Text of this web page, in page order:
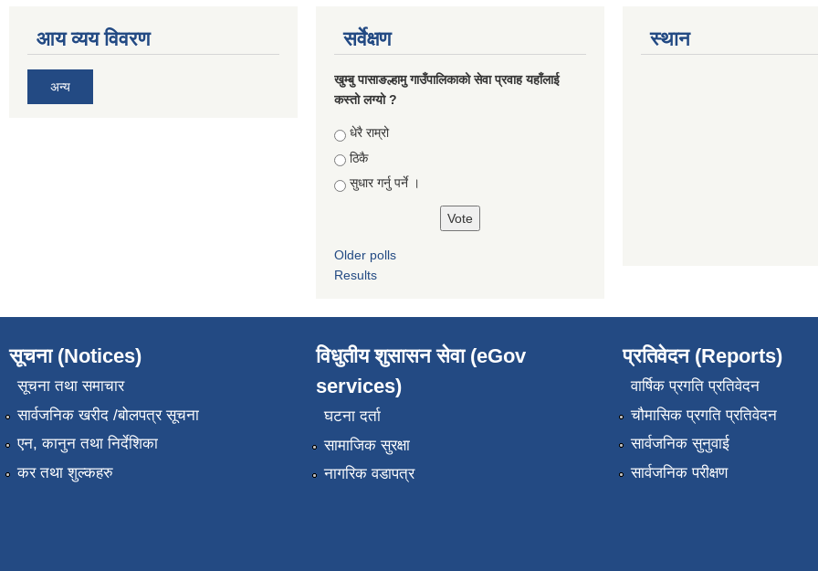
आय व्यय विवरण
अन्य
सर्वेक्षण
खुम्बु पासाङल्हामु गाउँपालिकाको सेवा प्रवाह यहाँलाई
कस्तो लग्यो ?
Choices
धेरै राम्रो
ठिकै
सुधार गर्नु पर्ने ।
Older polls
Results
स्थान
सूचना (Notices)
सूचना तथा समाचार
सार्वजनिक खरीद /बोलपत्र सूचना
एन, कानुन तथा निर्देशिका
कर तथा शुल्कहरु
विधुतीय शुसासन सेवा (eGov
services)
घटना दर्ता
सामाजिक सुरक्षा
नागरिक वडापत्र
प्रतिवेदन (Reports)
वार्षिक प्रगति प्रतिवेदन
चौमासिक प्रगति प्रतिवेदन
सार्वजनिक सुनुवाई
सार्वजनिक परीक्षण